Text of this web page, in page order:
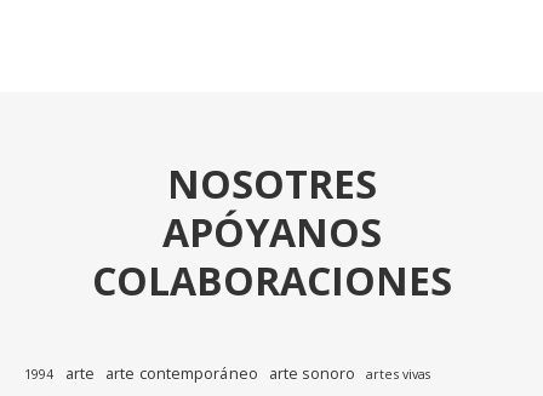
NOSOTRES
APÓYANOS
COLABORACIONES
1994 arte arte contemporáneo arte sonoro artes vivas